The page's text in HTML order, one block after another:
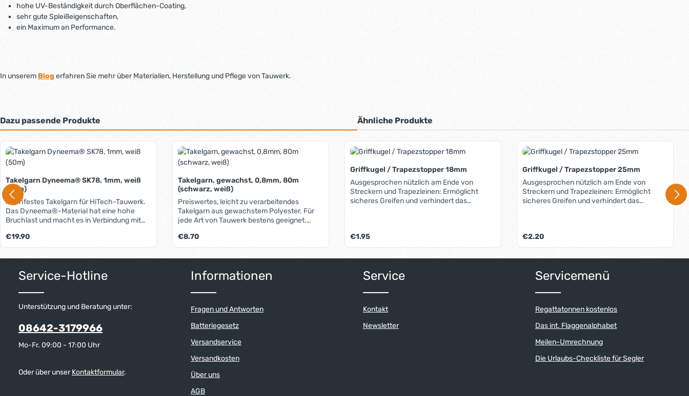
hohe UV-Beständigkeit durch Oberflächen-Coating,
sehr gute Spleißeigenschaften,
ein Maximum an Performance.
In unserem Blog erfahren Sie mehr über Materialien, Herstellung und Pflege von Tauwerk.
Dazu passende Produkte Ähnliche Produkte
Produktgalerie überspringen
Takelgarn Dyneema® SK78, 1mm, weiß
(50m)
Hochfestes Takelgarn für HiTech-Tauwerk.
Das Dyneema®-Material hat eine hohe
Bruchlast und macht es in Verbindung mit
an hochwertigem Tauwerk. Ohne
Wachsbeschichtung, daher auch für andere
Anwendungen geeignet, bei denen eine
Durchmesser benötigt wird.
Regulärer Preis:
€19.90
Takelgarn, gewachst, 0,8mm, 80m
(schwarz, weiß)
Preiswertes, leicht zu verarbeitendes
Takelgarn aus gewachstem Polyester. Für
jede Art von Tauwerk bestens geeignet.
Regulärer Preis:
€8.70
Griffkugel / Trapezstopper 18mm
Ausgesprochen nützlich am Ende von
Streckern und Trapezleinen: Ermöglicht
sicheres Greifen und verhindert das
unterscheiden.
Regulärer Preis:
€1.95
Griffkugel / Trapezstopper 25mm
Ausgesprochen nützlich am Ende von
Streckern und Trapezleinen: Ermöglicht
sicheres Greifen und verhindert das
unterscheiden.
Regulärer Preis:
€2.20
Service-Hotline
Unterstützung und Beratung unter:
08642-3179966
Mo-Fr. 09:00 - 17:00 Uhr
Oder über unserKontaktformular.
Informationen
Fragen und Antworten
Batteriegesetz
Versandservice
Versandkosten
Über uns
AGB
Service
Kontakt
Newsletter
Servicemenü
Regattatonnen kostenlos
Das int. Flaggenalphabet
Meilen-Umrechnung
Die Urlaubs-Checkliste für Segler